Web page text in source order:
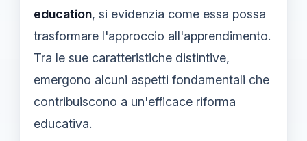
education, si evidenzia come essa possa
trasformare l'approccio all'apprendimento.
Tra le sue caratteristiche distintive,
emergono alcuni aspetti fondamentali che
contribuiscono a un'efficace riforma
educativa.